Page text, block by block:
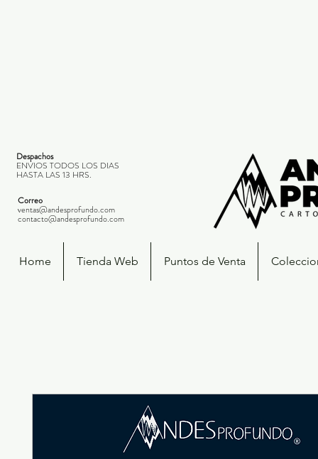
Despachos
ENVIOS TODOS LOS DIAS
HASTA LAS 13 HRS.
Correo
ventas@andesprofundo.com
contacto@andesprofundo.com
Home Tienda Web Puntos de Venta